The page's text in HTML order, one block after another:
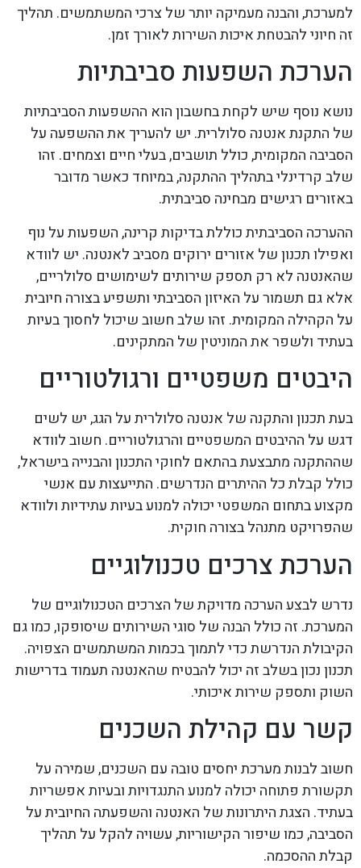
למערכת, והבנה מעמיקה יותר של צרכי המשתמשים. תהליך
זה חיוני להבטחת איכות השירות לאורך זמן.
הערכת השפעות סביבתיות
נושא נוסף שיש לקחת בחשבון הוא ההשפעות הסביבתיות
של התקנת אנטנה סלולרית. יש להעריך את ההשפעה על
הסביבה המקומית, כולל תושבים, בעלי חיים וצמחים. זהו
שלב קרדינלי בתהליך ההתקנה, במיוחד כאשר מדובר
באזורים רגישים מבחינה סביבתית.
ההערכה הסביבתית כוללת בדיקות קרינה, השפעות על נוף
ואפילו תכנון של אזורים ירוקים מסביב לאנטנה. יש לוודא
שהאנטנה לא רק תספק שירותים לשימושים סלולריים,
אלא גם תשמור על האיזון הסביבתי ותשפיע בצורה חיובית
על הקהילה המקומית. זהו שלב חשוב שיכול לחסוך בעיות
בעתיד ולשפר את המוניטין של המתקינים.
היבטים משפטיים ורגולטוריים
בעת תכנון והתקנה של אנטנה סלולרית על הגג, יש לשים
דגש על ההיבטים המשפטיים והרגולטוריים. חשוב לוודא
שההתקנה מתבצעת בהתאם לחוקי התכנון והבנייה בישראל,
כולל קבלת כל ההיתרים הנדרשים. התייעצות עם אנשי
מקצוע בתחום המשפטי יכולה למנוע בעיות עתידיות ולוודא
שהפרויקט מתנהל בצורה חוקית.
הערכת צרכים טכנולוגיים
נדרש לבצע הערכה מדויקת של הצרכים הטכנולוגיים של
המערכת. זה כולל הבנה של סוגי השירותים שיסופקו, כמו גם
הקיבולת הנדרשת כדי לתמוך בכמות המשתמשים הצפויה.
תכנון נכון בשלב זה יכול להבטיח שהאנטנה תעמוד בדרישות
השוק ותספק שירות איכותי.
קשר עם קהילת השכנים
חשוב לבנות מערכת יחסים טובה עם השכנים, שמירה על
תקשורת פתוחה יכולה למנוע התנגדויות ובעיות אפשריות
בעתיד. הצגת היתרונות של האנטנה והשפעתה החיובית על
הסביבה, כמו שיפור הקישוריות, עשויה להקל על תהליך
קבלת ההסכמה.